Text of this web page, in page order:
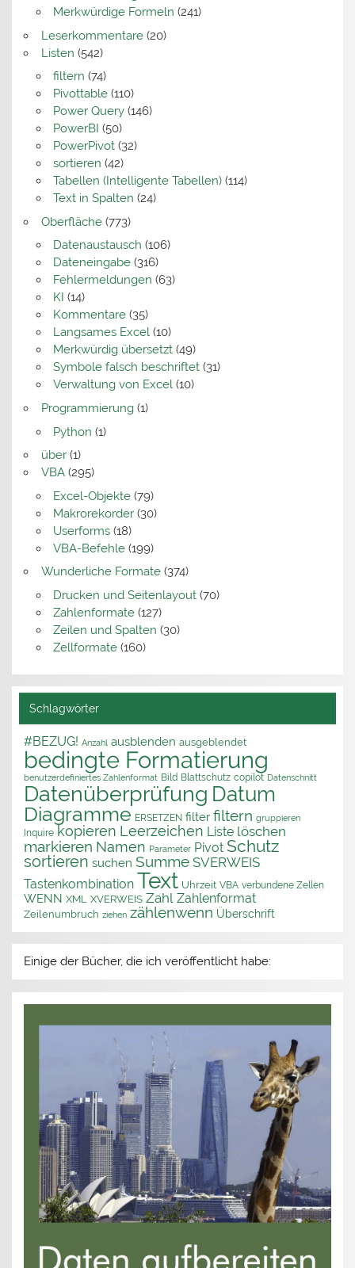
Merkwürdige Formeln (241)
Leserkommentare(20)
Listen (542)
filtern (74)
Pivottable(110)
Power Query(146)
PowerBI (50)
PowerPivot(32)
sortieren (42)
Tabellen (Intelligente Tabellen)(114)
Text in Spalten (24)
Oberfläche(773)
Datenaustausch (106)
Dateneingabe(316)
Fehlermeldungen (63)
KI (14)
Kommentare(35)
Langsames Excel(10)
Merkwürdig übersetzt(49)
Symbole falsch beschriftet(31)
Verwaltung von Excel(10)
Programmierung(1)
Python (1)
über(1)
VBA(295)
Excel-Objekte(79)
Makrorekorder(30)
Userforms(18)
VBA-Befehle(199)
Wunderliche Formate(374)
Drucken und Seitenlayout(70)
Zahlenformate(127)
Zeilen und Spalten (30)
Zellformate(160)
Schlagwörter
#BEZUG! Anzahl ausblenden ausgeblendet
bedingte Formatierung
benutzerdefiniertes Zahlenformat Bild Blattschutz copilot Datenschnitt
Datenüberprüfung Datum
Diagramme ERSETZEN filter filtern gruppieren
Inquire kopieren Leerzeichen Liste löschen
markieren Namen Parameter Pivot Schutz
sortieren suchen Summe SVERWEIS
Tastenkombination Text Uhrzeit VBA verbundene Zellen
WENN XML XVERWEIS Zahl Zahlenformat
Zeilenumbruch ziehen zählenwenn Überschrift
Einige der Bücher, die ich veröffentlicht habe: